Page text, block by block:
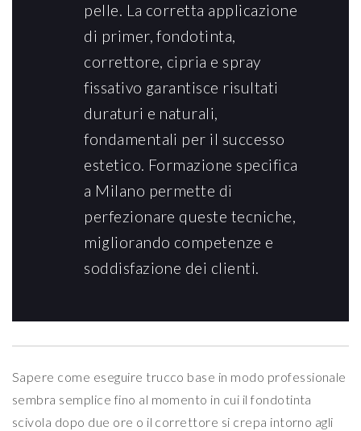
pelle. La corretta applicazione
di primer, fondotinta,
correttore, cipria e spray
fissativo garantisce risultati
duraturi e naturali,
fondamentali per il successo
estetico. Formazione specifica
a Milano permette di
perfezionare queste tecniche,
migliorando competenze e
soddisfazione dei clienti.
Sapere come eseguire trucco base in modo professionale
sembra semplice fino al momento in cui il fondotinta
scivola dopo due ore o il correttore si crepa intorno agli